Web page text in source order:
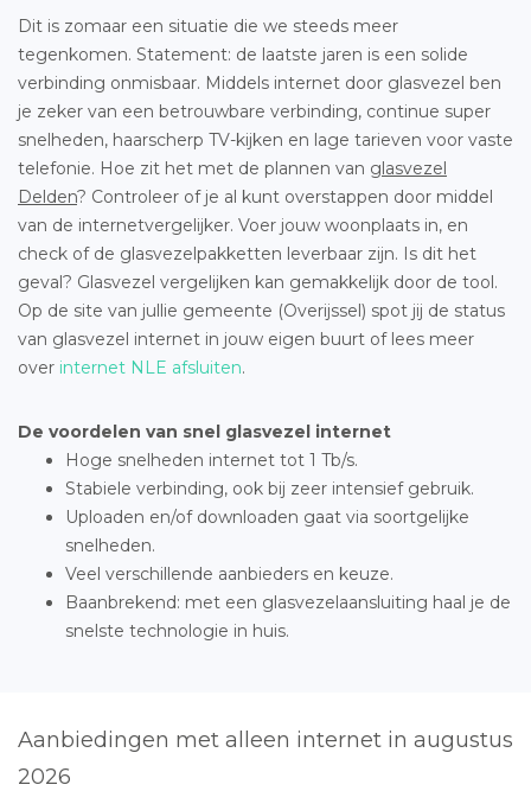
Dit is zomaar een situatie die we steeds meer
tegenkomen. Statement: de laatste jaren is een solide
verbinding onmisbaar. Middels internet door glasvezel ben
je zeker van een betrouwbare verbinding, continue super
snelheden, haarscherp TV-kijken en lage tarieven voor vaste
telefonie. Hoe zit het met de plannen van glasvezel
Delden? Controleer of je al kunt overstappen door middel
van de internetvergelijker. Voer jouw woonplaats in, en
check of de glasvezelpakketten leverbaar zijn. Is dit het
geval? Glasvezel vergelijken kan gemakkelijk door de tool.
Op de site van jullie gemeente (Overijssel) spot jij de status
van glasvezel internet in jouw eigen buurt of lees meer
over internet NLE afsluiten.
De voordelen van snel glasvezel internet
Hoge snelheden internet tot 1 Tb/s.
Stabiele verbinding, ook bij zeer intensief gebruik.
Uploaden en/of downloaden gaat via soortgelijke
snelheden.
Veel verschillende aanbieders en keuze.
Baanbrekend: met een glasvezelaansluiting haal je de
snelste technologie in huis.
Aanbiedingen met alleen internet in augustus
2026